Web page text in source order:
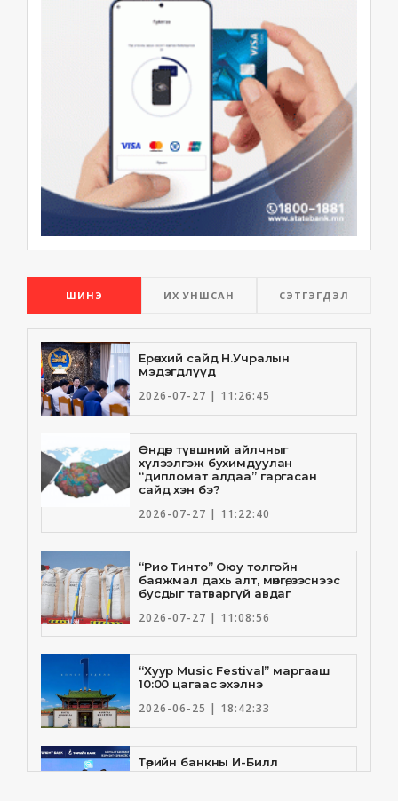
ШИНЭ ИХ УНШСАН СЭТГЭГДЭЛ
Ерөнхий сайд Н.Учралын
мэдэгдлүүд
2026-07-27 | 11:26:45
Өндөр түвшний айлчныг
хүлээлгэж бухимдуулан
“дипломат алдаа” гаргасан
сайд хэн бэ?
2026-07-27 | 11:22:40
“Рио Тинто” Оюу толгойн
баяжмал дахь алт, мөнгө, зэснээс
бусдыг татваргүй авдаг
2026-07-27 | 11:08:56
“Хуур Music Festival” маргааш
10:00 цагаас эхэлнэ
2026-06-25 | 18:42:33
Төрийн банкны И-Билл
үйлчилгээнд Голомт банк